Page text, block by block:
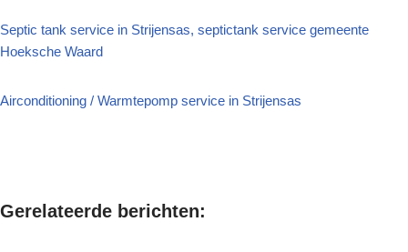
Septic tank service in Strijensas, septictank service gemeente
Hoeksche Waard
Airconditioning / Warmtepomp service in Strijensas
Gerelateerde berichten: